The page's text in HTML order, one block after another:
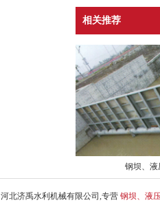
相关推荐
钢坝、液
河北济禹水利机械有限公司,专营 钢坝、液